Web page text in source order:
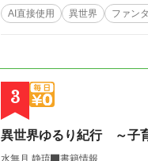
AI直接使用 異世界 ファン
3
異世界ゆるり紀行 ～子
水無月 静琉
書籍情報